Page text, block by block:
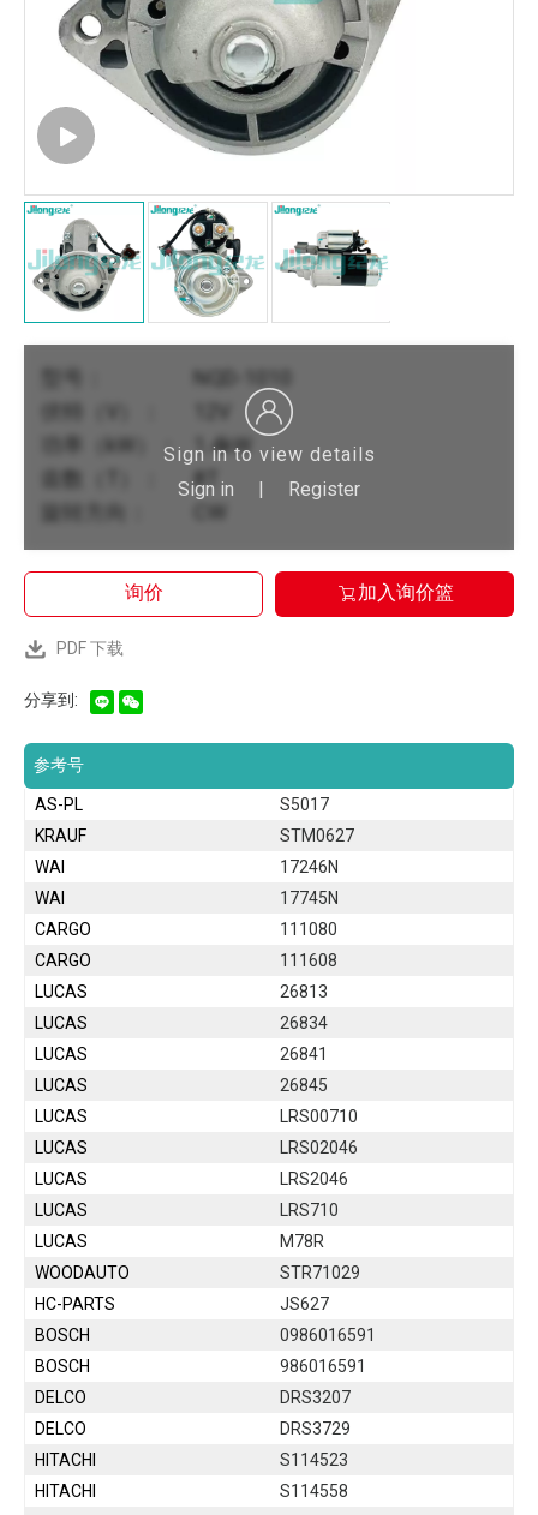
NQD-1010
功率（kW）：
1.4kW
8T
CW
Sign in to view details
Sign in
Register
询价 加入询价篮
PDF 下载
分享到:
参考号
AS-PL
S5017
KRAUF
STM0627
WAI
17246N
WAI
17745N
CARGO
111080
CARGO
111608
LUCAS
26813
LUCAS
26834
LUCAS
26841
LUCAS
26845
LUCAS
LRS00710
LUCAS
LRS02046
LUCAS
LRS2046
LUCAS
LRS710
LUCAS
M78R
WOODAUTO
STR71029
HC-PARTS
JS627
BOSCH
0986016591
BOSCH
986016591
DELCO
DRS3207
DELCO
DRS3729
HITACHI
S114523
HITACHI
S114558